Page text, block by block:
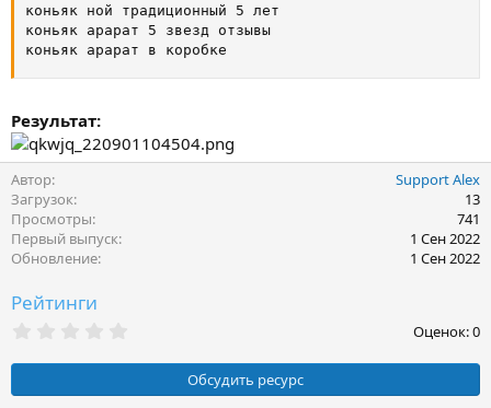
коньяк ной традиционный 5 лет
коньяк арарат 5 звезд отзывы
коньяк арарат в коробке
Результат:
Автор
Support Alex
Загрузок
13
Просмотры
741
Первый выпуск
1 Сен 2022
Обновление
1 Сен 2022
Рейтинги
0
з
Оценок: 0
Обсудить ресурс